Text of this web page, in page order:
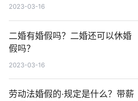
2023-03-16
二婚有婚假吗？二婚还可以休婚
假吗？
2023-03-16
劳动法婚假的·规定是什么？带薪